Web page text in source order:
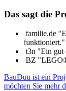
Das sagt die
familie.de
funktioniert."
t3n "Ein gut
BZ
BauDuu ist ein
möchten Sie mehr